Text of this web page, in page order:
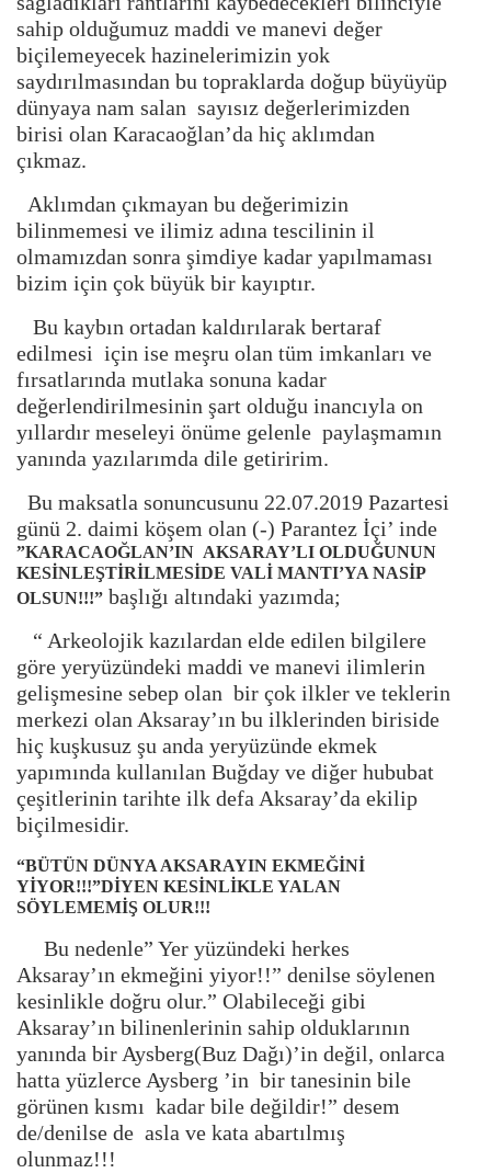
sahip olduğumuz maddi ve manevi değer
biçilemeyecek hazinelerimizin yok
saydırılmasından bu topraklarda doğup büyüyüp
dünyaya nam salan sayısız değerlerimizden
birisi olan Karacaoğlan’da hiç aklımdan
çıkmaz.
Aklımdan çıkmayan bu değerimizin
bilinmemesi ve ilimiz adına tescilinin il
olmamızdan sonra şimdiye kadar yapılmaması
bizim için çok büyük bir kayıptır.
Bu kaybın ortadan kaldırılarak bertaraf
edilmesi için ise meşru olan tüm imkanları ve
fırsatlarında mutlaka sonuna kadar
değerlendirilmesinin şart olduğu inancıyla on
yıllardır meseleyi önüme gelenle paylaşmamın
yanında yazılarımda dile getiririm.
Bu maksatla sonuncusunu 22.07.2019 Pazartesi
günü 2. daimi köşem olan (-) Parantez İçi’ inde
”KARACAOĞLAN’IN AKSARAY’LI OLDUĞUNUN
KESİNLEŞTİRİLMESİDE VALİ MANTI’YA NASİP
OLSUN!!!” başlığı altındaki yazımda;
“ Arkeolojik kazılardan elde edilen bilgilere
göre yeryüzündeki maddi ve manevi ilimlerin
gelişmesine sebep olan bir çok ilkler ve teklerin
merkezi olan Aksaray’ın bu ilklerinden biriside
hiç kuşkusuz şu anda yeryüzünde ekmek
yapımında kullanılan Buğday ve diğer hububat
çeşitlerinin tarihte ilk defa Aksaray’da ekilip
biçilmesidir.
“BÜTÜN DÜNYA AKSARAYIN EKMEĞİNİ
YİYOR!!!”DİYEN KESİNLİKLE YALAN
SÖYLEMEMİŞ OLUR!!!
Bu nedenle” Yer yüzündeki herkes
Aksaray’ın ekmeğini yiyor!!” denilse söylenen
kesinlikle doğru olur.” Olabileceği gibi
Aksaray’ın bilinenlerinin sahip olduklarının
yanında bir Aysberg(Buz Dağı)’in değil, onlarca
hatta yüzlerce Aysberg ’in bir tanesinin bile
görünen kısmı kadar bile değildir!” desem
de/denilse de asla ve kata abartılmış
olunmaz!!!